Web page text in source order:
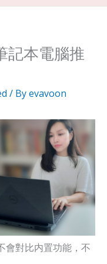
記本電腦推
/ Byevavoon
會對比内置功能，不